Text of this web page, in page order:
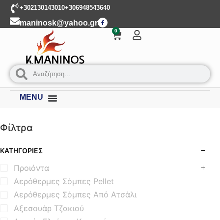
+302130143010+306948543640
maninosk@yahoo.gr
0
MENU
Φίλτρα
ΚΑΤΗΓΟΡΊΕΣ
Προιόντα
Αερόθερμες Σόμπες Pellet
Αερόθερμες Σόμπες Από Ατσάλι
Αξεσουάρ Τζακιού